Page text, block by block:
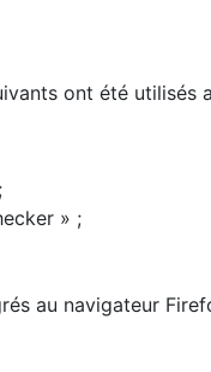
ont été utilisés
» ;
au navigateur